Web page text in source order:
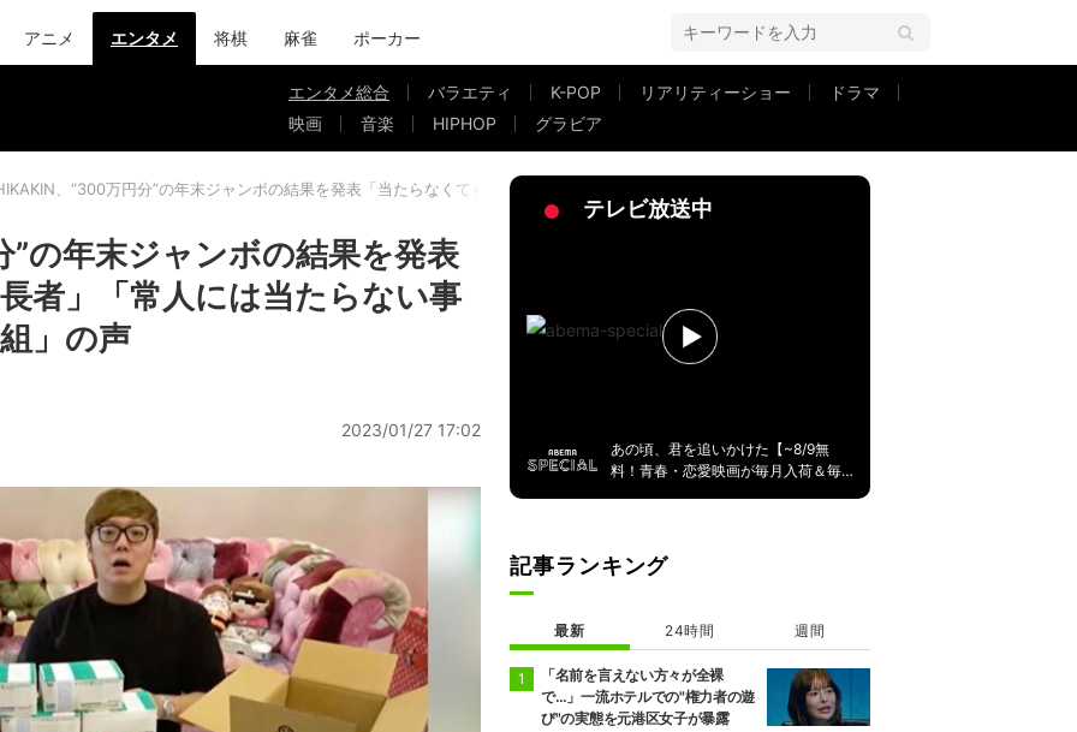
アニメ エンタメ 将棋 麻雀 ポーカー
エンタメ総合 バラエティ K-POP リアリティーショー
ドラマ
映画
音楽 HIPHOP グラビア
、“300万円分”の年末ジャンボの結果を発表「当たらなくても億万長者」「常人には当たらない事を教えてくれる教養番組」の声
の年末ジャンボの結果を発表
者」「常人には当たらない事
」の声
2023/01/27 17:02
テレビ放送中
あの頃、君を追いかけた【~8/9無
料！青春・恋愛映画が毎月入荷＆毎
記事ランキング
最新 24時間 週間
「名前を言えない方々が全裸
で…」一流ホテルでの"権力者の遊
び"の実態を元港区女子が暴露